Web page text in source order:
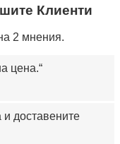
Клиенти
2 мнения.
цена.
и доставените